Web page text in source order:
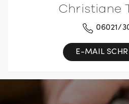
Christiane
06021/
E-MAIL